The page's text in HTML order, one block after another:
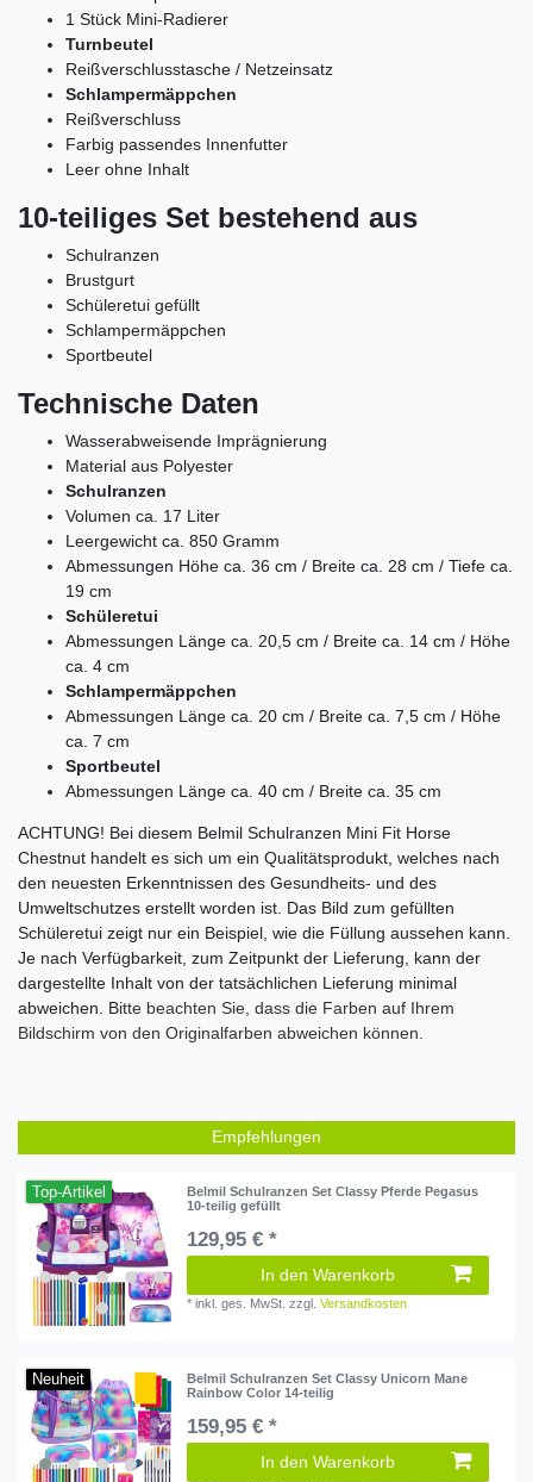
1 Stück Mini-Radierer
Turnbeutel
Reißverschlusstasche / Netzeinsatz
Schlampermäppchen
Reißverschluss
Farbig passendes Innenfutter
Leer ohne Inhalt
10-teiliges Set bestehend aus
Schulranzen
Brustgurt
Schüleretui gefüllt
Schlampermäppchen
Sportbeutel
Technische Daten
Wasserabweisende Imprägnierung
Material aus Polyester
Schulranzen
Volumen ca. 17 Liter
Leergewicht ca. 850 Gramm
Abmessungen Höhe ca. 36 cm / Breite ca. 28 cm / Tiefe ca.
19 cm
Schüleretui
Abmessungen Länge ca. 20,5 cm / Breite ca. 14 cm / Höhe
ca. 4 cm
Schlampermäppchen
Abmessungen Länge ca. 20 cm / Breite ca. 7,5 cm / Höhe
ca. 7 cm
Sportbeutel
Abmessungen Länge ca. 40 cm / Breite ca. 35 cm
ACHTUNG! Bei diesem Belmil Schulranzen Mini Fit Horse
Chestnut handelt es sich um ein Qualitätsprodukt, welches nach
den neuesten Erkenntnissen des Gesundheits- und des
Umweltschutzes erstellt worden ist. Das Bild zum gefüllten
Schüleretui zeigt nur ein Beispiel, wie die Füllung aussehen kann.
Je nach Verfügbarkeit, zum Zeitpunkt der Lieferung, kann der
dargestellte Inhalt von der tatsächlichen Lieferung minimal
abweichen. Bitte beachten Sie, dass die Farben auf Ihrem
Bildschirm von den Originalfarben abweichen können.
Empfehlungen
Top-Artikel
Belmil Schulranzen Set Classy Pferde Pegasus
10-teilig gefüllt
129,95 € *
In den Warenkorb
*inkl. ges. MwSt. zzgl.Versandkosten
Neuheit
Belmil Schulranzen Set Classy Unicorn Mane
Rainbow Color 14-teilig
159,95 € *
In den Warenkorb